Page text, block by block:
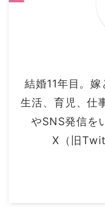
結婚11年目。
生活、育児、仕
やSNS発信を
X（旧